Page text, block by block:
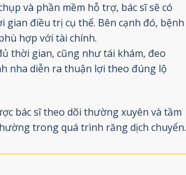
và phần mềm hỗ trợ, bác sĩ sẽ có
điều trị cụ thể. Bên cạnh đó, bệnh
hợp với tài chính.
thời gian, cũng như tái khám, đeo
nha diễn ra thuận lợi theo đúng lộ
bác sĩ theo dõi thường xuyên và tầm
trong quá trình răng dịch chuyển.